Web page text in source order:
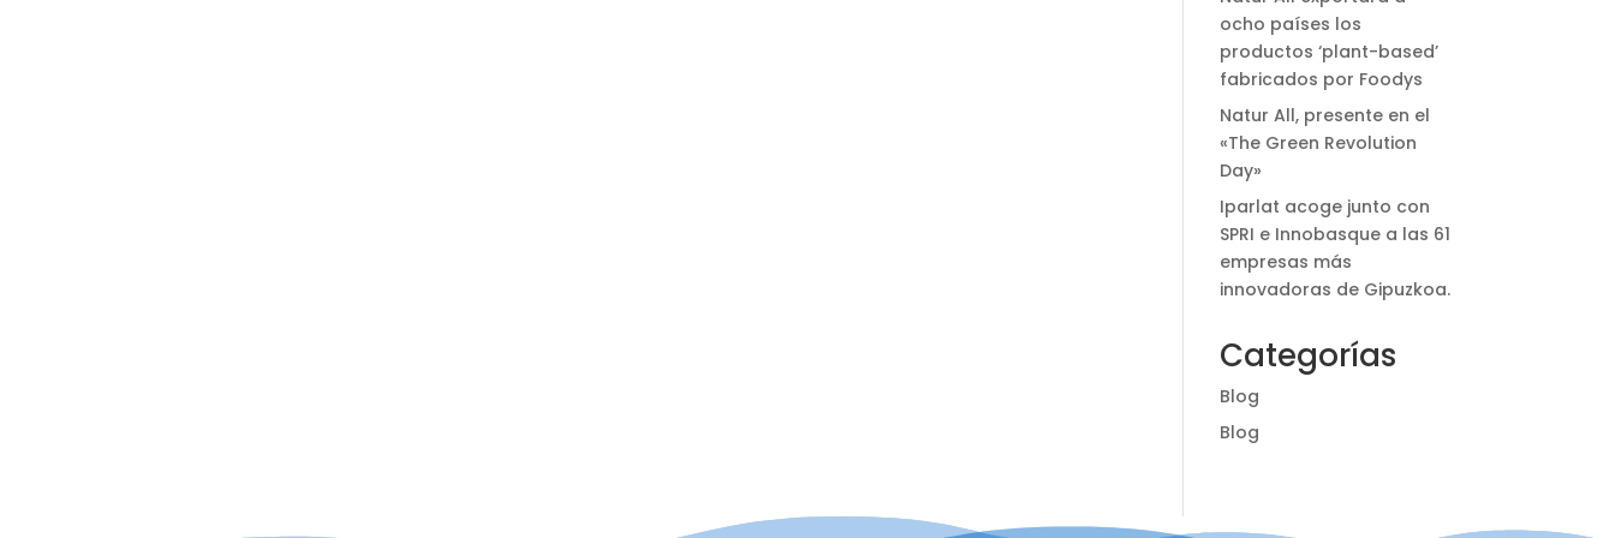
ocho países los
productos ‘plant-based’
fabricados por Foodys
Natur All, presente en el
«The Green Revolution
Day»
Iparlat acoge junto con
SPRI e Innobasque a las 61
empresas más
innovadoras de Gipuzkoa.
Categorías
Blog
Blog